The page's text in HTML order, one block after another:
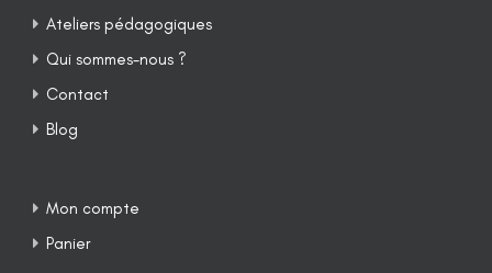
Ateliers pédagogiques
Qui sommes-nous ?
Contact
Blog
Mon compte
Panier